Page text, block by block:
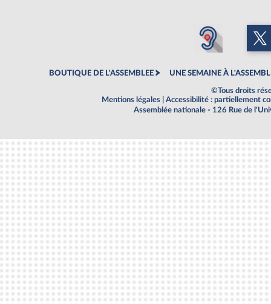
BOUTIQUE DE L'ASSEMBLEE UNE SEMAINE À
©Tous droits
Mentions légales
Accessibilité : partiellement
Assemblée nationale - 126 Rue de